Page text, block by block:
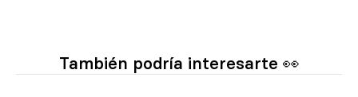
También podría interesarte 👀